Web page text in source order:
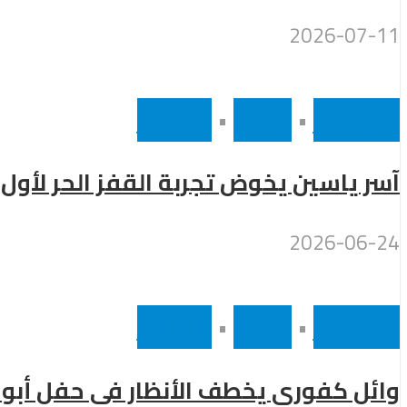
2026-07-11
•
•
آسر ياسين يخوض تجربة القفز الحر
2026-06-24
•
•
وائل كفوري يخطف الأنظار في حفل